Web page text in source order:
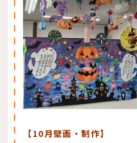
【10月壁画・制作】